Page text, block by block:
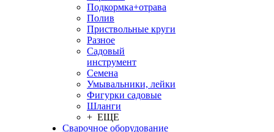
Подкормка+отрава
Полив
Приствольные круги
Разное
Садовый
инструмент
Семена
Умывальники, лейки
Фигурки садовые
Шланги
+ ЕЩЕ
Сварочное оборудование